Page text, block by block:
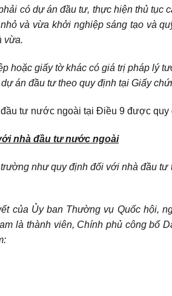
có dự án đầu tư, thực hiện thủ tục
và vừa khởi nghiệp sáng tạo và
vừa.
hoặc giấy tờ khác có giá trị pháp lý
án đầu tư theo quy định tại Giấy
tư nước ngoài tại Điều 9 được
nhà đầu tư nước ngoài
như quy định đối với nhà đầu
của Ủy ban Thường vụ Quốc hội,
là thành viên, Chính phủ công bố